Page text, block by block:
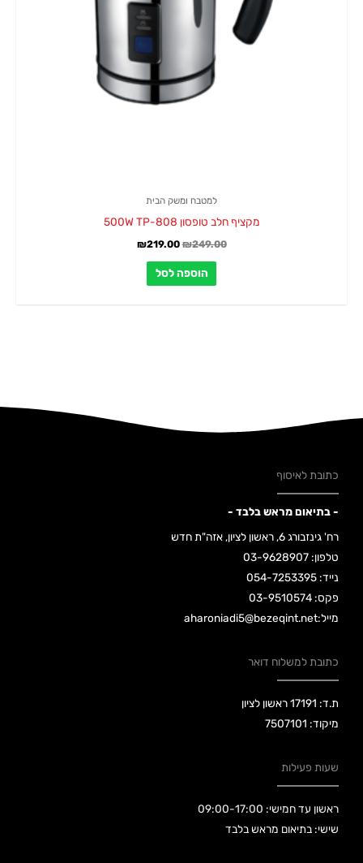
למטבח ומשק הבית
מקציף חלב טופסון 500W TP-808
₪249.00
₪219.00
הוספה לסל
כתובת לאיסוף
- בתיאום מראש בלבד -
רח' גינזבורג 6, ראשון לציון, אזה"ת חדש
טלפון: 03-9628907
נייד: 054-7253395
פקס: 03-9510574
מייל:aharoniadi5@bezeqint.net
כתובת למשלוח דואר
ת.ד: 17191 ראשון לציון
מיקוד: 7507101
שעות פעילות
ראשון עד חמישי: 09:00-17:00
שישי: בתיאום מראש בלבד